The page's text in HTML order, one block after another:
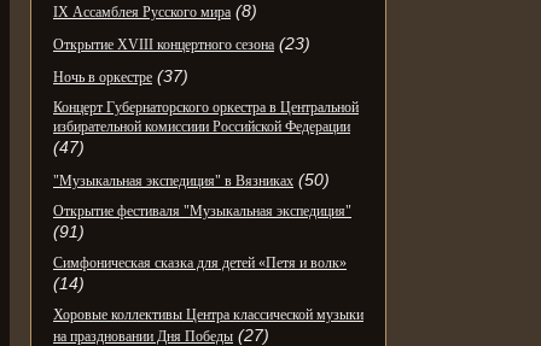
IX Ассамблея Русского мира (8)
Открытие XVIII концертного сезона (23)
Ночь в оркестре (37)
Концерт Губернаторского оркестра в Центральной
избирательной комиссиии Российской Федерации
(47)
"Музыкальная экспедиция" в Вязниках (50)
Открытие фестиваля "Музыкальная экспедиция"
(91)
Симфоническая сказка для детей «Петя и волк»
(14)
Хоровые коллективы Центра классической музыки
на праздновании Дня Победы (27)